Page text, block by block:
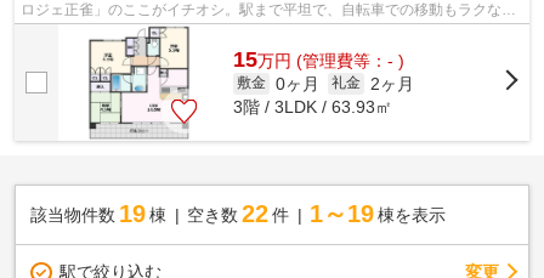
ロジェ正雀」のここがイチオシ。駅まで平坦で、自転車での移動もラクな物
件です。共用部には敷地内ごみ置き場...
15万円 (管理費等：- )
敷金 0ヶ月 礼金
2ヶ月
3階 / 3LDK / 63.93㎡
該当物件数 19棟 空き数 22 件 1～19 棟を表示
駅で絞り込む 変更